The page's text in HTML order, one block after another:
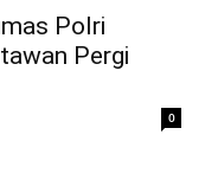
Polri
Pergi
0